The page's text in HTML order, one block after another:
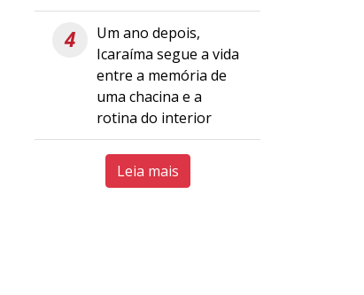
4
Um ano depois,
Icaraíma segue a vida
entre a memória de
uma chacina e a
rotina do interior
Leia mais